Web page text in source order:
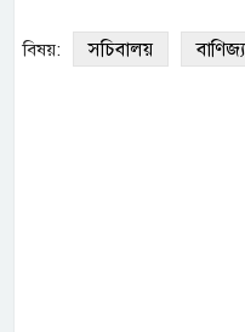
বিষয়: সচিবালয়